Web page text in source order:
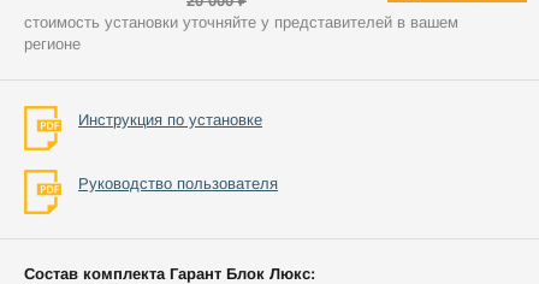
стоимость установки уточняйте у представителей в вашем
регионе
Инструкция по установке
Руководство пользователя
Состав комплекта Гарант Блок Люкс: